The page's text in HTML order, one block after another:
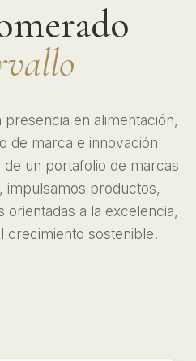
en alimentación,
de marca e innovación
un portafolio de marcas
impulsamos productos,
a la excelencia,
crecimiento sostenible.